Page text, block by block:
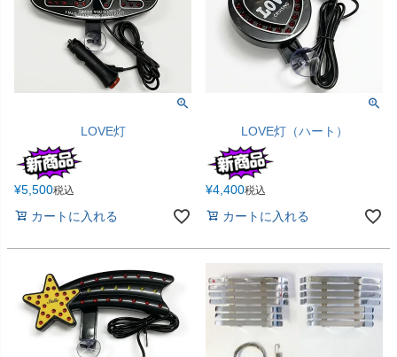
LOVE灯
¥5,500税込
カートに入れる
LOVE灯（ハート）
¥4,400税込
カートに入れる